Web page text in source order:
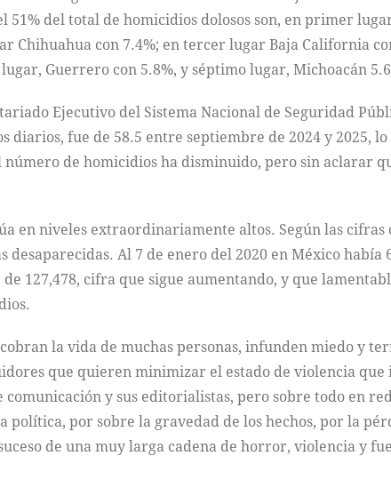
51% del total de homicidios dolosos son, en primer
Chihuahua con 7.4%; en tercer lugar Baja California
Guerrero con 5.8%, y séptimo lugar, Michoacán
Ejecutivo del Sistema Nacional de Seguridad
diarios, fue de 58.5 entre septiembre de 2024 y 2025,
de homicidios ha disminuido, pero sin aclarar
en niveles extraordinariamente altos. Según las
Al 7 de enero del 2020 en México
127,478, cifra que sigue aumentando, y que
la vida de muchas personas, infunden miedo y
que quieren minimizar el estado de violencia
comunicación y sus editorialistas, pero sobre todo en
política, por sobre la gravedad de los hechos, por la
de una muy larga cadena de horror, violencia y